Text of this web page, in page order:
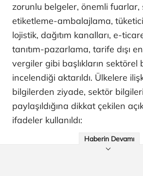
zorunlu belgeler, önemli
etiketleme-ambalajlama,
lojistik, dağıtım kanalları, e-
tanıtım-pazarlama, tarife dışı
vergiler gibi başlıkların sektörel
incelendiği aktarıldı. Ülkelere
bilgilerden ziyade, sektör
paylaşıldığına dikkat çekilen
ifadeler kullanıldı:
Haberin Devamı